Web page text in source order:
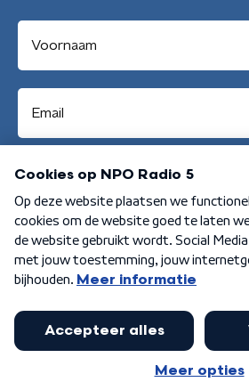
Aanmelden
Algemene voorwaarden